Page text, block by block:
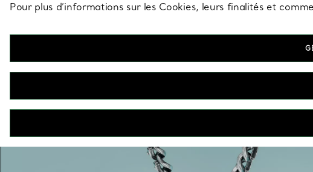
Pour plus d’informations sur les Cookies, leurs finalités et